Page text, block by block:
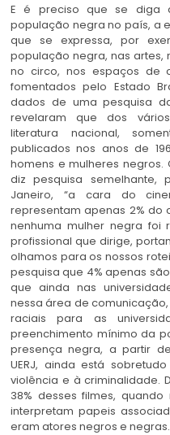
E é preciso que se diga
população negra no país, a
que se expressa, por
população negra, nas artes,
no circo, nos espaços de
fomentados pelo Estado
dados de uma pesquisa
revelaram que dos
literatura nacional,
publicados nos anos de
homens e mulheres
diz pesquisa semelhante,
Janeiro, “a cara do
representam apenas 2% do
nenhuma mulher negra foi
profissional que dirige,
olhamos para os nossos
pesquisa que 4% apenas
que ainda nas
nessa área de
raciais para as
preenchimento mínimo da
presença negra, a partir
UERJ, ainda está
violência e à criminalidade.
38% desses filmes,
interpretam papeis
eram atores negros e negras.